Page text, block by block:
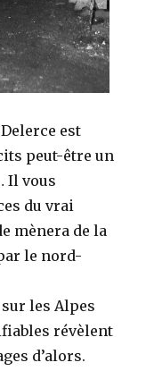
est
peut-être un
Il vous
du vrai
mènera de la
le nord-
les Alpes
révèlent
d’alors.